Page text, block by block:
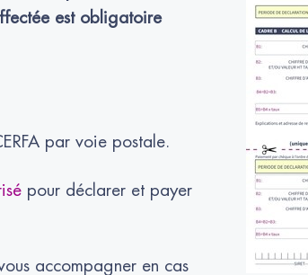
est obligatoire
par voie postale.
pour déclarer et payer
accompagner en cas